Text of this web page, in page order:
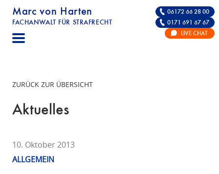
Marc von Harten
FACHANWALT FÜR STRAFRECHT
STRAFRECHT | RECHTSANWALT FÜR DIE
06172 66 28 00
0171 691 67 67
LIVE CHAT
ZURÜCK ZUR ÜBERSICHT
Aktuelles
10. Oktober 2013
ALLGEMEIN